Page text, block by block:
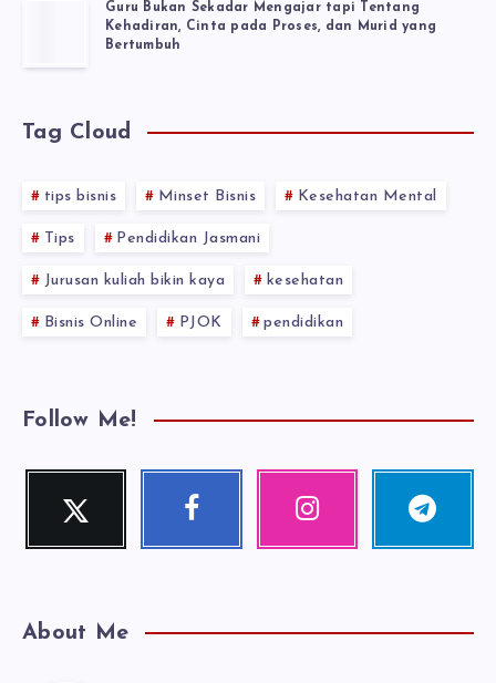
Guru Bukan Sekadar Mengajar tapi Tentang
Kehadiran, Cinta pada Proses, dan Murid yang
Bertumbuh
Tag Cloud
tips bisnis Minset Bisnis Kesehatan Mental
Tips Pendidikan Jasmani
Jurusan kuliah bikin kaya kesehatan
Bisnis Online PJOK pendidikan
Follow Me!
Twitter
Follow
Facebook Instagram Telegram
Follow
About Me